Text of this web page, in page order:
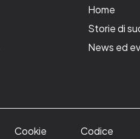
Home
Storie di
News ed
Cookie
Codice